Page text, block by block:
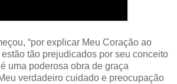
“por explicar Meu Coração ao
tão prejudicados por seu conceito
uma poderosa obra de graça
verdadeiro cuidado e preocupação